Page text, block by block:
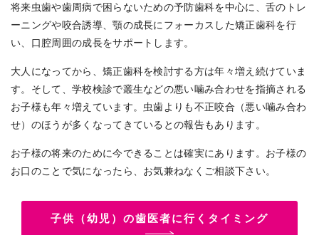
将来虫歯や歯周病で困らないための予防歯科を中心に、舌のトレ
ーニングや咬合誘導、顎の成長にフォーカスした矯正歯科を行
い、口腔周囲の成長をサポートします。
大人になってから、矯正歯科を検討する方は年々増え続けていま
す。そして、学校検診で叢生などの悪い噛み合わせを指摘される
お子様も年々増えています。虫歯よりも不正咬合（悪い噛み合わ
せ）のほうが多くなってきているとの報告もあります。
お子様の将来のために今できることは確実にあります。お子様の
お口のことで気になったら、お気兼ねなくご相談下さい。
子供（幼児）の歯医者に行くタイミング